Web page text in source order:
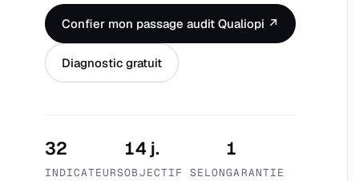
Confier mon passage audit Qualiopi ↗
Diagnostic gratuit
32
INDICATEURS
14 j.
OBJECTIF SELON
1
GARANTIE